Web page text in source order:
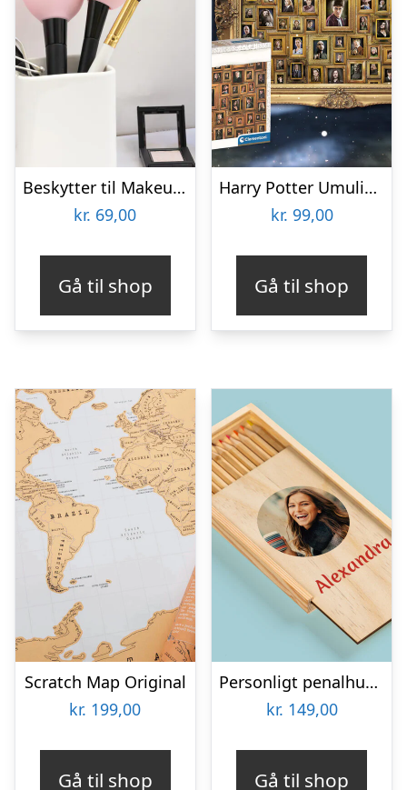
Beskytter til Makeupbørster 3-pak
kr. 69,00
Gå til shop
Harry Potter Umulig Puslespil
kr. 99,00
Gå til shop
Scratch Map Original
kr. 199,00
Gå til shop
Personligt penalhus med foto & tekst
kr. 149,00
Gå til shop